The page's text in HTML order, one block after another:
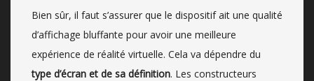
Bien sûr, il faut s’assurer que le dispositif ait une qualité
d’affichage bluffante pour avoir une meilleure
expérience de réalité virtuelle. Cela va dépendre du
type d’écran et de sa définition. Les constructeurs